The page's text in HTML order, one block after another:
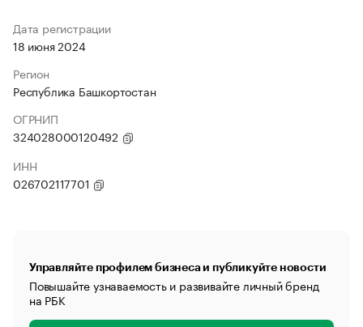
Дата регистрации
18 июня 2024
Регион
Республика Башкортостан
ОГРНИП
324028000120492
ИНН
026702117701
Управляйте профилем бизнеса и публикуйте новости
Повышайте узнаваемость и развивайте личный бренд
на РБК